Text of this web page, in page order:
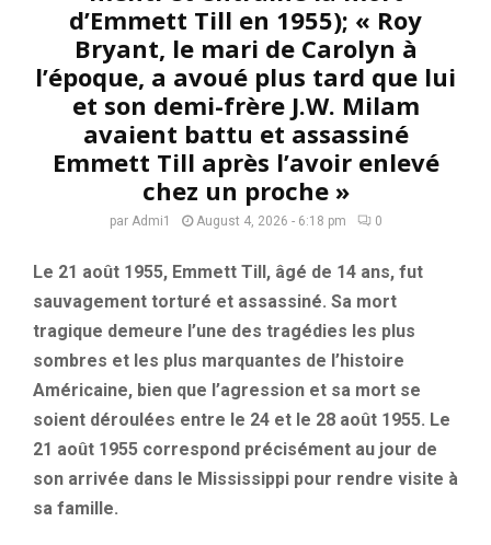
d’Emmett Till en 1955); « Roy
Bryant, le mari de Carolyn à
l’époque, a avoué plus tard que lui
et son demi-frère J.W. Milam
avaient battu et assassiné
Emmett Till après l’avoir enlevé
chez un proche »
par Admi1 August 4, 2026 - 6:18 pm 0
Le 21 août 1955, Emmett Till, âgé de 14 ans, fut
sauvagement torturé et assassiné. Sa mort
tragique demeure l’une des tragédies les plus
sombres et les plus marquantes de l’histoire
Américaine, bien que l’agression et sa mort se
soient déroulées entre le 24 et le 28 août 1955. Le
21 août 1955 correspond précisément au jour de
son arrivée dans le Mississippi pour rendre visite à
sa famille.